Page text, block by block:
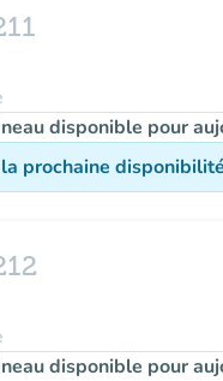
disponible pour
prochaine disponibilité
disponible pour